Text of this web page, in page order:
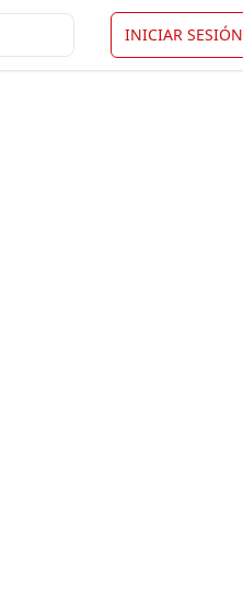
INICIAR SESIÓN